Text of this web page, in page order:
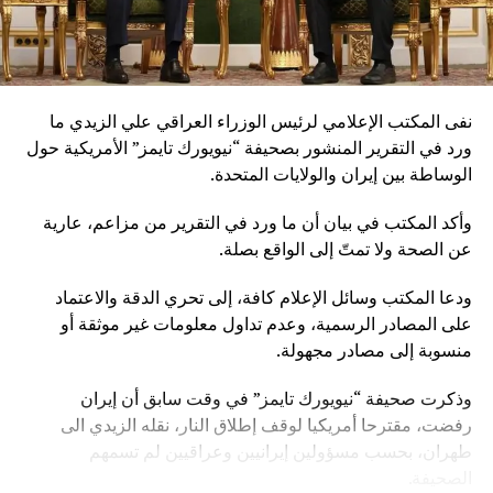
نفى المكتب الإعلامي لرئيس الوزراء العراقي علي الزيدي ما
ورد في التقرير المنشور بصحيفة “نيويورك تايمز” الأمريكية حول
الوساطة بين إيران والولايات المتحدة.
وأكد المكتب في بيان أن ما ورد في التقرير من مزاعم، عارية
عن الصحة ولا تمتّ إلى الواقع بصلة.
ودعا المكتب وسائل الإعلام كافة، إلى تحري الدقة والاعتماد
على المصادر الرسمية، وعدم تداول معلومات غير موثقة أو
منسوبة إلى مصادر مجهولة.
وذكرت صحيفة “نيويورك تايمز” في وقت سابق أن إيران
رفضت، مقترحا أمريكيا لوقف إطلاق النار، نقله الزيدي الى
طهران، بحسب مسؤولين إيرانيين وعراقيين لم تسمهم